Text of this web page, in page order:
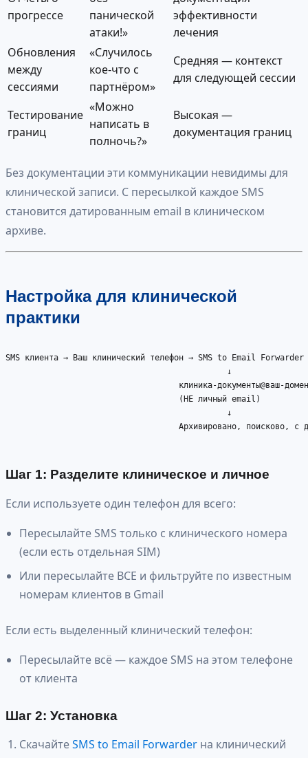
прогрессе
панической
атаки!»
эффективности
лечения
Обновления
между
сессиями
«Случилось
кое-что с
партнёром»
Средняя — контекст
для следующей сессии
Тестирование
границ
«Можно
написать в
полночь?»
Высокая —
документация границ
Без документации эти коммуникации невидимы для
клинической записи. С пересылкой каждое SMS
становится датированным email в клиническом
архиве.
Настройка для клинической
практики
SMS клиента → Ваш клинический телефон → SMS to Email Forwarder
                                              ↓
клиника-документы@ваш-
                                    (НЕ личный email)
                                              ↓
Архивировано, поисково, с
Шаг 1: Разделите клиническое и личное
Если используете один телефон для всего:
Пересылайте SMS только с клинического номера
(если есть отдельная SIM)
Или пересылайте ВСЕ и фильтруйте по известным
номерам клиентов в Gmail
Если есть выделенный клинический телефон:
Пересылайте всё — каждое SMS на этом телефоне
от клиента
Шаг 2: Установка
СкачайтеSMS to Email Forwarder на клинический